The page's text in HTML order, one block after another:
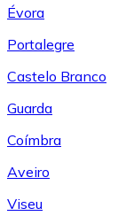
Évora
Portalegre
Castelo Branco
Guarda
Coímbra
Aveiro
Viseu